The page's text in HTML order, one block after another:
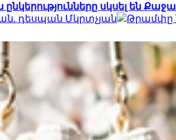
սկսել են
դեսպան Մկրտչյան
Թրամփը